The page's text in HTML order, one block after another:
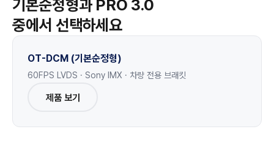
기본순정형과 PRO 3.0
중에서 선택하세요
OT-DCM (기본순정형)
60FPS LVDS · Sony IMX · 차량 전용 브래킷
제품 보기